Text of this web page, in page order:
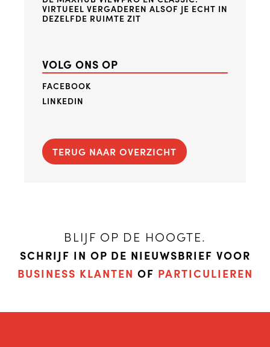
VIRTUEEL VERGADEREN ALSOF JE ECHT IN
DEZELFDE RUIMTE ZIT
VOLG ONS OP
FACEBOOK
LINKEDIN
TERUG NAAR OVERZICHT
BLIJF OP DE HOOGTE.
SCHRIJF IN OP DE NIEUWSBRIEF VOOR
BUSINESS KLANTEN OF PARTICULIEREN